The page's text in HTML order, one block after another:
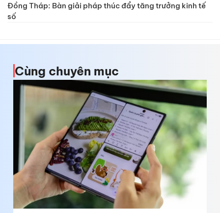
Đồng Tháp: Bàn giải pháp thúc đẩy tăng trưởng kinh tế
số
Cùng chuyên mục